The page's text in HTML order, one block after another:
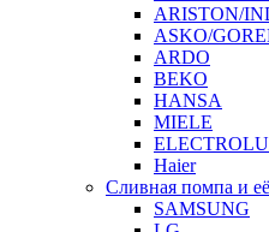
ARISTON/
ASKO/
ARDO
BEKO
HANSA
MIELE
Haier
Сливная помпа и
SAMSUNG